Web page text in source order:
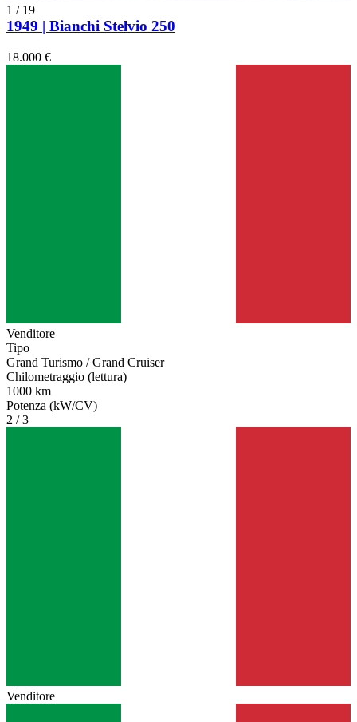
1 / 19
1949 | Bianchi Stelvio 250
18.000 €
Venditore
Tipo
Grand Turismo / Grand Cruiser
Chilometraggio (lettura)
1000 km
Potenza (kW/CV)
2 / 3
Venditore